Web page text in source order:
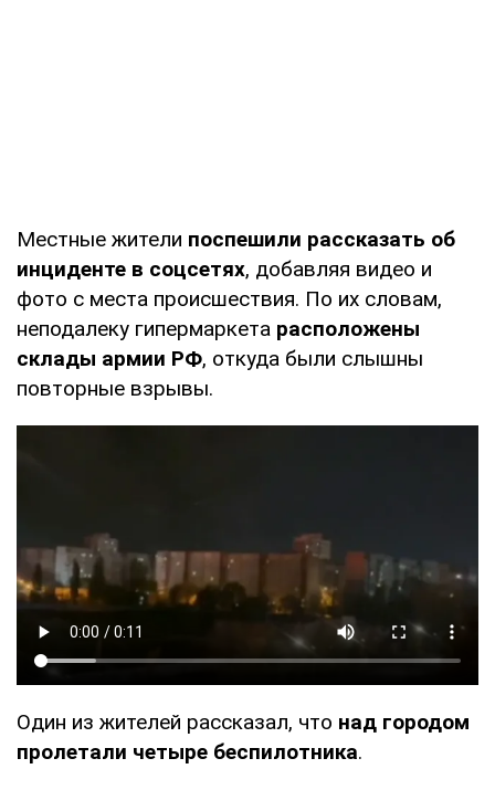
Местные жители поспешили рассказать об
инциденте в соцсетях, добавляя видео и
фото с места происшествия. По их словам,
неподалеку гипермаркета расположены
склады армии РФ, откуда были слышны
повторные взрывы.
Один из жителей рассказал, что над городом
пролетали четыре беспилотника.